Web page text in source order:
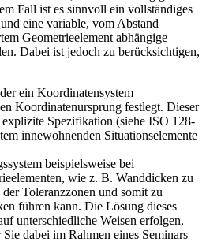
Fall ist es sinnvoll ein vollständiges
eine variable, vom Abstand
Geometrieelement abhängige
Dabei ist jedoch zu berücksichtigen,
ein Koordinatensystem
Koordinatenursprung festlegt. Dieser
Spezifikation (siehe ISO 128-
innewohnenden Situationselemente
beispielsweise bei
wie z. B. Wanddicken zu
Toleranzzonen und somit zu
führen kann. Die Lösung dieses
unterschiedliche Weisen erfolgen,
dabei im Rahmen eines Seminars